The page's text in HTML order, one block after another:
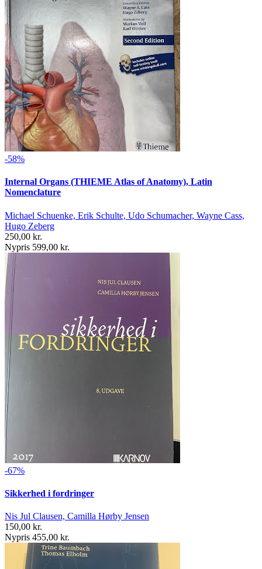
-58%
Internal Organs (THIEME Atlas of Anatomy), Latin
Nomenclature
Michael Schuenke, Erik Schulte, Udo Schumacher, Wayne Cass,
Hugo Zeberg
250,00 kr.
Nypris 599,00 kr.
-67%
Sikkerhed i fordringer
Nis Jul Clausen, Camilla Hørby Jensen
150,00 kr.
Nypris 455,00 kr.